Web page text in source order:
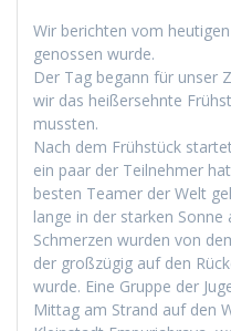
Wir bericht­en vom
genossen wurde.
Der Tag begann für unser
wir das heißersehnte
mussten.
Nach dem Früh­stück
ein paar der Teil­nehmer
besten Team­er der Welt
lange in der starken
Schmerzen wur­den von
der großzügig auf den
wurde. Eine Gruppe der
Mit­tag am Strand auf den